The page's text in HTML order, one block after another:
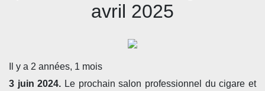
avril 2025
Il y a 2 années, 1 mois
3 juin 2024. Le prochain salon professionnel du cigare et